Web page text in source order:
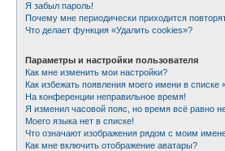
Я забыл пароль!
Почему мне периодически приходится
Что делает функция «Удалить cookies»?
Параметры и настройки пользователя
Как мне изменить мои настройки?
Как избежать появления моего имени в списке
На конференции неправильное время!
Я изменил часовой пояс, но время всё равно
Моего языка нет в списке!
Что означают изображения рядом с моим
Как мне включить отображение аватары?